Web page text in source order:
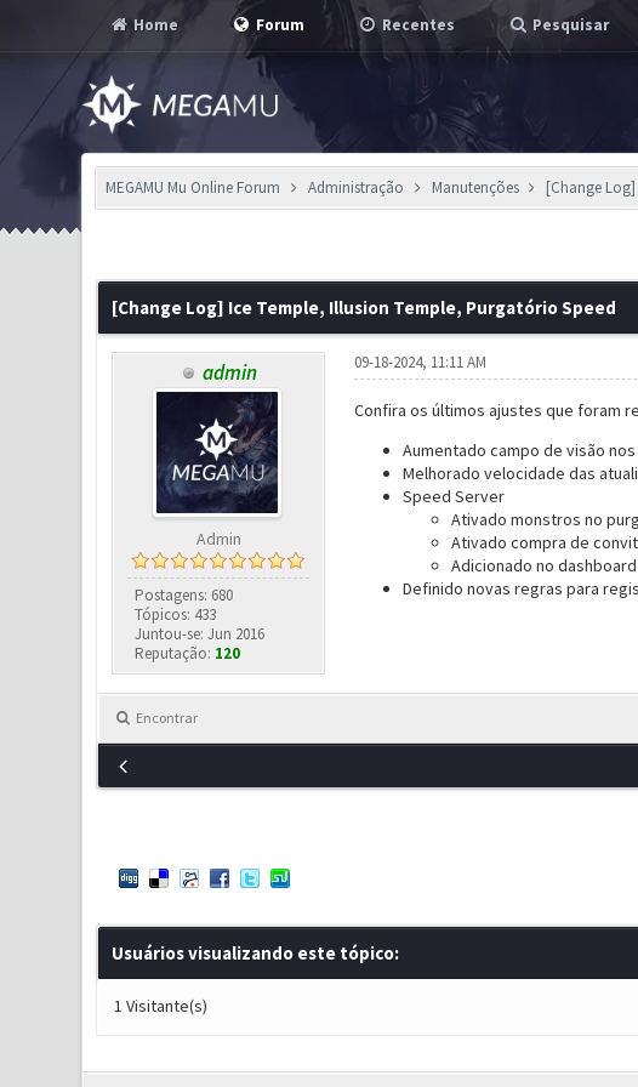
Home Forum Recentes Pesquisar
MEGAMU Mu Online Forum Administração Manutenções [Change
[Change Log] Ice Temple, Illusion Temple, Purgatório Speed
admin
Admin
Postagens: 680
Tópicos: 433
Juntou-se: Jun 2016
Reputação: 120
09-18-2024, 11:11 AM
Confira os últimos ajustes que foram
Aumentado campo de visão
Melhorado velocidade das
Speed Server
Ativado monstros no
Ativado compra de
Adicionado no
Definido novas regras para
Encontrar
Usuários visualizando este tópico:
1 Visitante(s)